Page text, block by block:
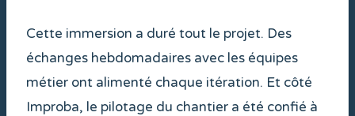
Cette immersion a duré tout le projet. Des
échanges hebdomadaires avec les équipes
métier ont alimenté chaque itération. Et côté
Improba, le pilotage du chantier a été confié à